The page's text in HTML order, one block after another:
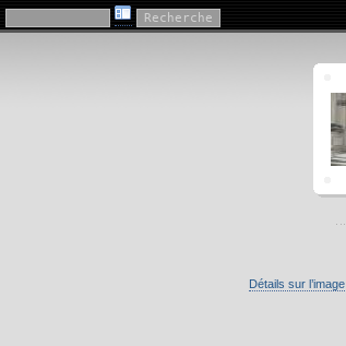
"Au Manoir"
Détails sur l’image